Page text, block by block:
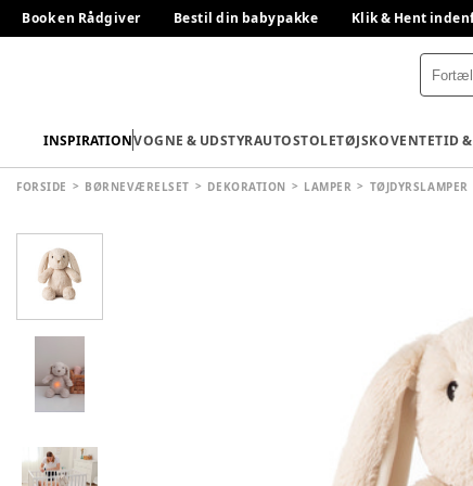
Book en Rådgiver Bestil din babypakke Klik & Hent
INSPIRATIONVOGNE & UDSTYRAUTOSTOLETØJSKOVENTETID
FORSIDE BØRNEVÆRELSET DEKORATION LAMPER TØJDYRSLAMPER